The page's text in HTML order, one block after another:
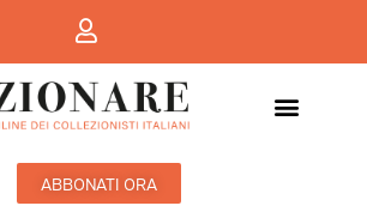
ABBONATI ORA